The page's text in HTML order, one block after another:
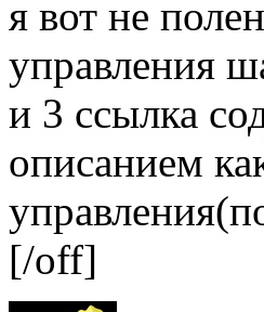
я вот не
управления
и 3 ссылка
описанием
[/off]